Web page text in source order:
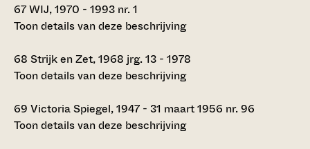
67WIJ, 1970 - 1993 nr. 1
Toon details van deze beschrijving
68 Strijk en Zet, 1968 jrg. 13 - 1978
Toon details van deze beschrijving
69 Victoria Spiegel, 1947 - 31 maart 1956 nr. 96
Toon details van deze beschrijving